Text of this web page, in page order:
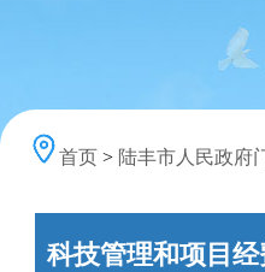
首页 > 陆丰市人民政府
科技管理和项目